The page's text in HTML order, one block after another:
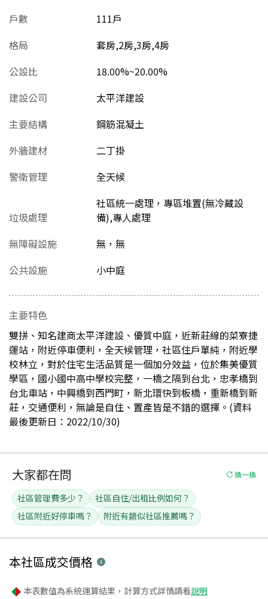
戶數
111戶
格局
套房,2房,3房,4房
公設比
18.00%~20.00%
建設公司
太平洋建設
主要結構
鋼筋混凝土
外牆建材
二丁掛
警衛管理
全天候
垃圾處理
社區統一處理，專區堆置(無冷藏設
備),專人處理
無障礙設施
無，無
公共設施
小中庭
主要特色
雙拼、知名建商太平洋建設、優質中庭，近新莊線的菜寮捷
運站，附近停車便利，全天候管理，社區住戶單純，附近學
校林立，對於住宅生活品質是一個加分效益，位於集美優質
學區，國小國中高中學校完整，一橋之隔到台北，忠孝橋到
台北車站，中興橋到西門町，新北環快到板橋，重新橋到新
莊，交通便利，無論是自住、置產皆是不錯的選擇。(資料
最後更新日：2022/10/30)
大家都在問 換一換
社區管理費多少？
社區自住/出租比例如何？
社區附近好停車嗎？
附近有類似社區推薦嗎？
本社區成交價格
本表數值為系統運算結果，計算方式詳情請看說明